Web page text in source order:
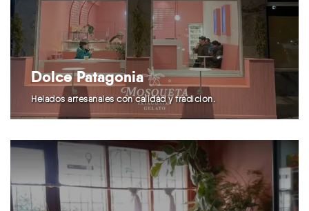
Dolce Patagonia
Helados artesanales con calidad y tradición.